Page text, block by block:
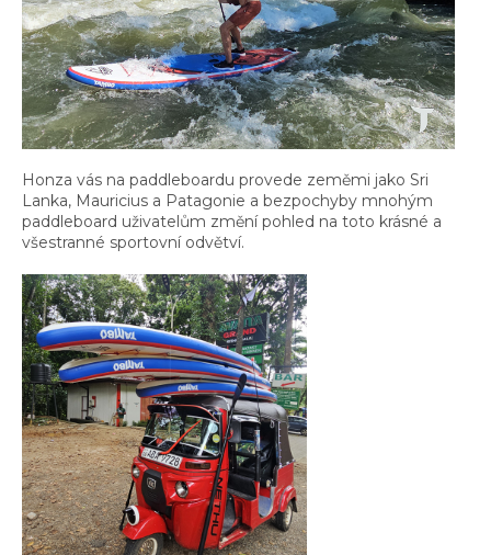
Honza vás na paddleboardu provede zeměmi jako Sri
Lanka, Mauricius a Patagonie a bezpochyby mnohým
paddleboard uživatelům změní pohled na toto krásné a
všestranné sportovní odvětví.